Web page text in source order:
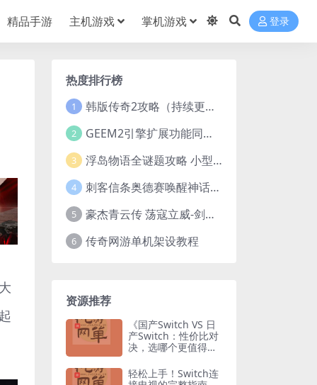
精品手游 主机游戏 掌机游戏 登录
热度排行榜
1 韩版传奇2攻略（持续更新）
2 GEEM2引擎扩展功能同步捡物、角色自动捡物
3 浮岛物语全谜题攻略 小型谜题解谜汇总
4 刺客信条奥德赛唤醒神话谜题答案 斯芬克斯主线攻略
5 豪杰青云传 荡寇立威-剑舞红尘-英雄志楼(解压即玩)
6 传奇网游单机架设教程
资源推荐
《国产Switch VS 日
产Switch：性价比对
决，选哪个更值得入
轻松上手！Switch连